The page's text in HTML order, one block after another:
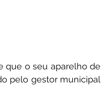
que o seu aparelho de
pelo gestor municipal